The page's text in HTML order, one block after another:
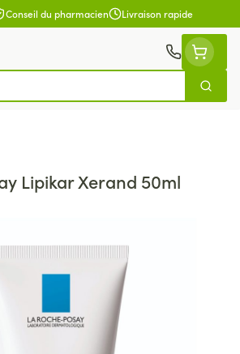
Conseil du pharmacien Livraison rapide
Lipikar Xerand 50ml